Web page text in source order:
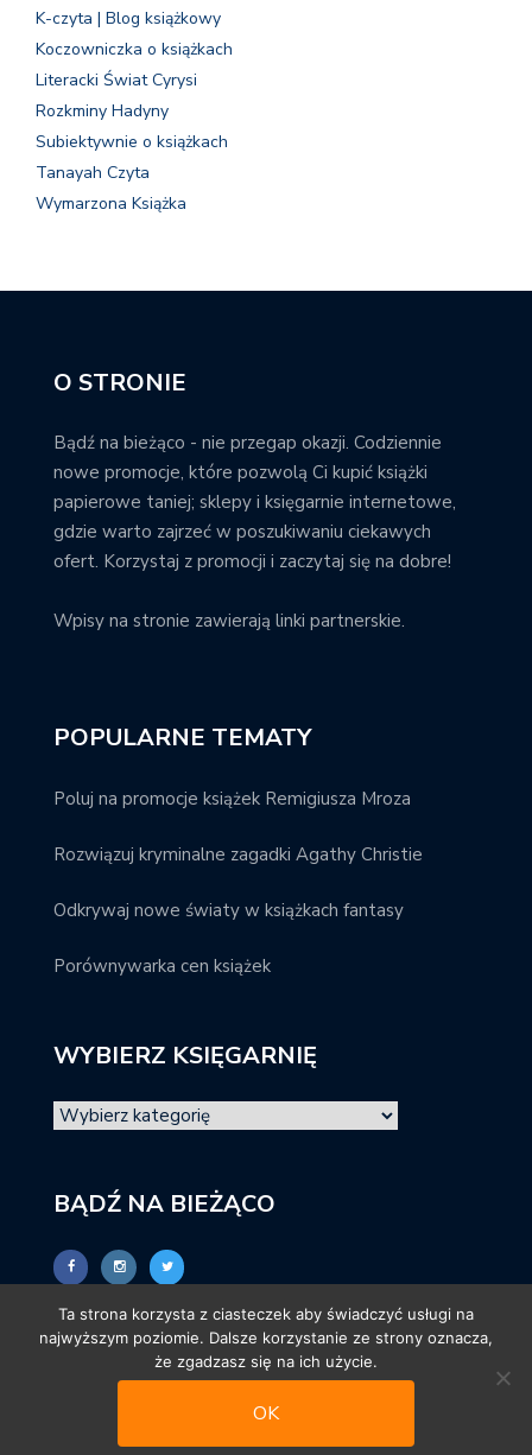
K-czyta | Blog książkowy
Koczowniczka o książkach
Literacki Świat Cyrysi
Rozkminy Hadyny
Subiektywnie o książkach
Tanayah Czyta
Wymarzona Książka
O STRONIE
Bądź na bieżąco - nie przegap okazji. Codziennie
nowe promocje, które pozwolą Ci kupić książki
papierowe taniej; sklepy i księgarnie internetowe,
gdzie warto zajrzeć w poszukiwaniu ciekawych
ofert. Korzystaj z promocji i zaczytaj się na dobre!
Wpisy na stronie zawierają linki partnerskie.
POPULARNE TEMATY
Poluj na promocje książek Remigiusza Mroza
Rozwiązuj kryminalne zagadki Agathy Christie
Odkrywaj nowe światy w książkach fantasy
Porównywarka cen książek
WYBIERZ KSIĘGARNIĘ
BĄDŹ NA BIEŻĄCO
© promocjeksiazkowe.pl
Ta strona korzysta z ciasteczek aby świadczyć usługi na
najwyższym poziomie. Dalsze korzystanie ze strony oznacza,
że zgadzasz się na ich użycie.
OK